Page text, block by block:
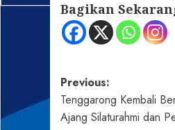
Bagikan
Post
navigation
Previous:
Tenggarong Kembali
Ajang Silaturahmi dan